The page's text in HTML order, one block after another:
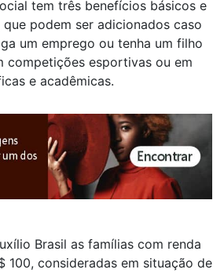
tem três benefícios básicos e
que podem ser adicionados caso
um emprego ou tenha um filho
competições esportivas ou em
e acadêmicas.
Brasil as famílias com renda
100, consideradas em situação de